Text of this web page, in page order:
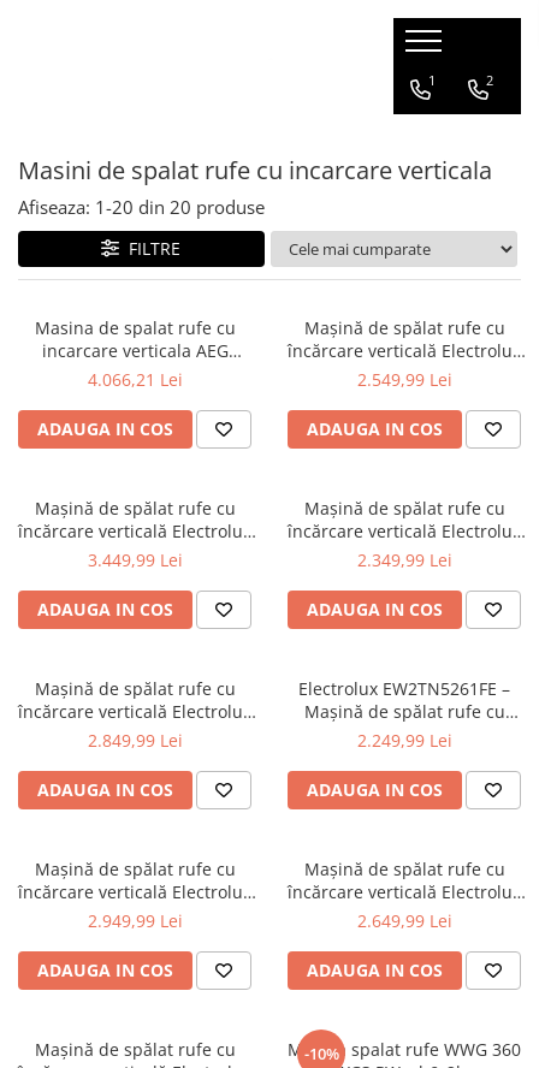
Frigidere
Congelatoare
Combine frigorifice
Vitrine de vin
Aparate de gatit
Cuptoare
Sertare
Plite incorporabile
Ingrijirea locuintei
Aspiratoare verticale
Apiratoare cu sac
Aspiratoare fara sac
Masini de spalat vase
Masini de spalat rufe
Masini de spalat rufe cu uscator
Uscatoare de rufe
Chiuvete
Compozit
Inox
Accesorii
Compozit
Consumabile & accesorii
aspiratoare
Detergenti pentru masina de
spalat rufe
spalat vase
Ingrijire rufe
1 2
Masini de spalat rufe cu incarcare verticala
Afiseaza: 1-20 din 20 produse
FILTRE
Masina de spalat rufe cu
incarcare verticala AEG
LTR8E363E, 6 kg, 1300 RPM,
magnet permanent,
PowerCare(Okomix),
4.066,21 Lei
ADAUGA IN COS
Mașină de spălat rufe cu
încărcare verticală Electrolux
EW6T5261E – 6 kg, 1200 rpm,
B, Alb
2.549,99 Lei
ADAUGA IN COS
Mașină de spălat rufe cu
încărcare verticală Electrolux
EW8TN3362E – 8 kg, 1200
Clasa B, Alb
3.449,99 Lei
ADAUGA IN COS
Mașină de spălat rufe cu
încărcare verticală Electrolux
EW6TN5261F – 6 kg, 1200
TimeManager®, Clasa B, Alb
2.349,99 Lei
ADAUGA IN COS
Mașină de spălat rufe cu
încărcare verticală Electrolux
EW7T4272E – 7 kg, 1200 rpm,
Clasa B, Alb
2.849,99 Lei
ADAUGA IN COS
Electrolux EW2TN5261FE –
Mașină de spălat rufe cu
încărcare verticală 6 kg,
Display LCD, Clasa D, Alb
2.249,99 Lei
ADAUGA IN COS
Mașină de spălat rufe cu
încărcare verticală Electrolux
EW7T3372E – 7 kg, 1200 rpm,
Clasa B, Alb
2.949,99 Lei
ADAUGA IN COS
Mașină de spălat rufe cu
încărcare verticală Electrolux
EW6T4262E – 6 kg, 1200 rpm,
Clasa B, Alb
2.649,99 Lei
ADAUGA IN COS
Mașină de spălat rufe cu
-10%
Masina spalat rufe WWG 360